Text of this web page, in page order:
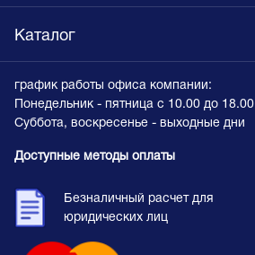
Каталог
график работы офиса компании:
Понедельник - пятница с 10.00 до 18.00
Суббота, воскресенье - выходные дни
Доступные методы оплаты
Безналичный расчет для
юридических лиц